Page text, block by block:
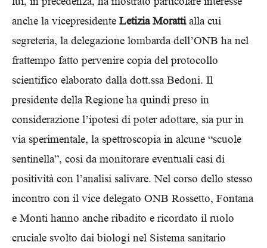
anche la vicepresidente Letizia Morattialla cui
segreteria, la delegazione lombarda dell’ONB ha nel
frattempo fatto pervenire copia del protocollo
scientifico elaborato dalla dott.ssa Bedoni. Il
presidente della Regione ha quindi preso in
considerazione l’ipotesi di poter adottare, sia pur in
via sperimentale, la spettroscopia in alcune “scuole
sentinella”, così da monitorare eventuali casi di
positività con l’analisi salivare. Nel corso dello stesso
incontro con il vice delegato ONB Rossetto, Fontana
e Monti hanno anche ribadito e ricordato il ruolo
cruciale svolto dai biologi nel Sistema sanitario